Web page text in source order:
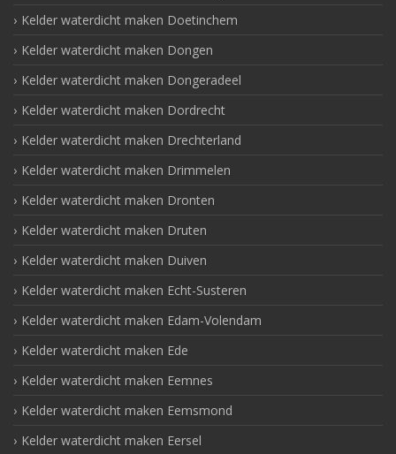
Kelder waterdicht maken Doetinchem
Kelder waterdicht maken Dongen
Kelder waterdicht maken Dongeradeel
Kelder waterdicht maken Dordrecht
Kelder waterdicht maken Drechterland
Kelder waterdicht maken Drimmelen
Kelder waterdicht maken Dronten
Kelder waterdicht maken Druten
Kelder waterdicht maken Duiven
Kelder waterdicht maken Echt-Susteren
Kelder waterdicht maken Edam-Volendam
Kelder waterdicht maken Ede
Kelder waterdicht maken Eemnes
Kelder waterdicht maken Eemsmond
Kelder waterdicht maken Eersel